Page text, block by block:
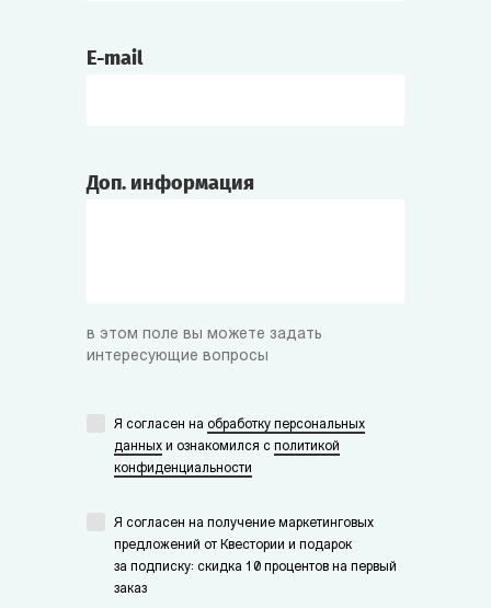
E-mail
Доп. информация
в этом поле вы можете задать
интересующие вопросы
Я согласен на обработку персональных
данных и ознакомился с политикой
конфиденциальности
Я согласен на получение маркетинговых
предложений от Квестории и подарок
за подписку: скидка 10 процентов на первый
заказ